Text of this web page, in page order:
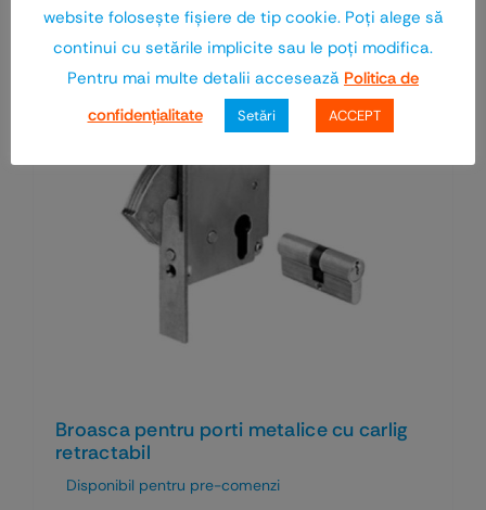
Broasca pentru porti metalice cu carlig
retractabil
Disponibil pentru pre-comenzi
website foloseşte fişiere de tip cookie. Poţi alege să
continui cu setările implicite sau le poţi modifica.
Pentru mai multe detalii accesează Politica de
confidenţialitate
Setări ACCEPT